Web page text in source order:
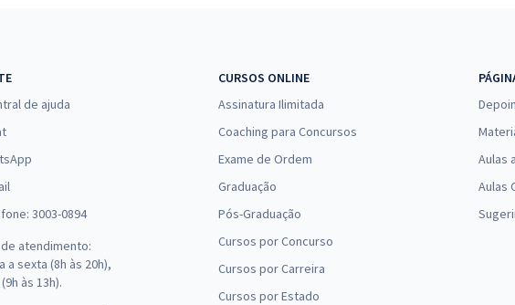
12x deR$14,98
ou R$ 179,80 à vista
Comprar
de ajuda
3003-0894
atendimento:
a sexta (8h às 20h),
às 13h).
CURSOS ONLINE
Assinatura Ilimitada
Coaching para Concursos
Exame de Ordem
Graduação
Pós-Graduação
Cursos por Concurso
Cursos por Carreira
Cursos por Estado
Aulas
Aulas